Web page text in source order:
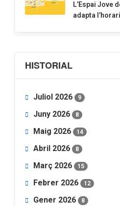
​L’Espai Jove
adapta
HISTORIAL
Juliol 2026 9
Juny 2026 8
Maig 2026 14
Abril 2026 8
Març 2026 15
Febrer 2026 12
Gener 2026 8